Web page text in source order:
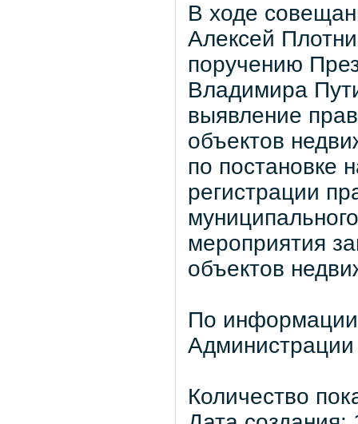
В ходе
Алексей
поручению
Владимира
выявление
объектов
по постановке
регистрации
мероприятия
объектов
По
Количество